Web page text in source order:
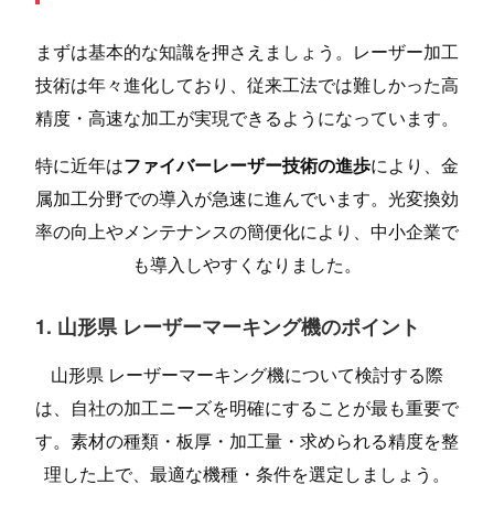
まずは基本的な知識を押さえましょう。レーザー加工
技術は年々進化しており、従来工法では難しかった高
精度・高速な加工が実現できるようになっています。
特に近年はファイバーレーザー技術の進歩により、金
属加工分野での導入が急速に進んでいます。光変換効
率の向上やメンテナンスの簡便化により、中小企業で
も導入しやすくなりました。
1. 山形県 レーザーマーキング機のポイント
山形県 レーザーマーキング機について検討する際
は、自社の加工ニーズを明確にすることが最も重要で
す。素材の種類・板厚・加工量・求められる精度を整
理した上で、最適な機種・条件を選定しましょう。